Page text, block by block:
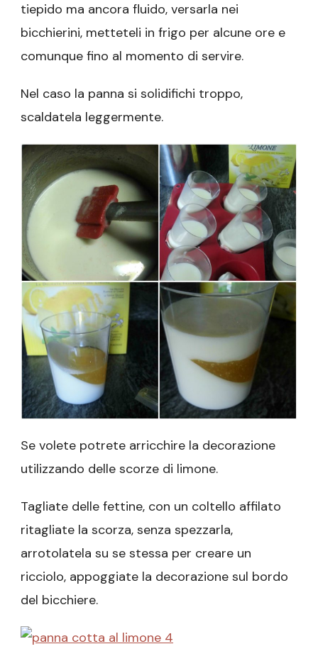
tiepido ma ancora fluido, versarla nei
bicchierini, metteteli in frigo per alcune ore e
comunque fino al momento di servire.
Nel caso la panna si solidifichi troppo,
scaldatela leggermente.
Se volete potrete arricchire la decorazione
utilizzando delle scorze di limone.
Tagliate delle fettine, con un coltello affilato
ritagliate la scorza, senza spezzarla,
arrotolatela su se stessa per creare un
ricciolo, appoggiate la decorazione sul bordo
del bicchiere.